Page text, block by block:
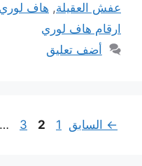
عفش العقيلة, هاف لوري
ارقام هاف لوري
أضف تعليق
← السابق Page
1
Page
2
Page
3
…